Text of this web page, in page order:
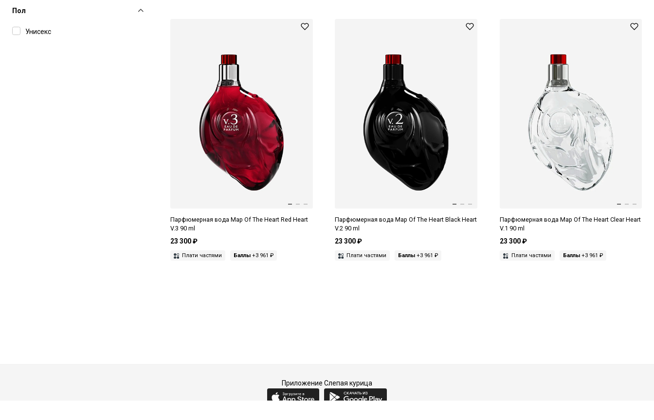
Пол
Унисекс
Парфюмерная вода Map Of The Heart Red Heart
V.3 90 ml
23 300 ₽
Плати частями Баллы +3 961 ₽
Парфюмерная вода Map Of The Heart Black Heart
V.2 90 ml
23 300 ₽
Плати частями Баллы +3 961 ₽
Парфюмерная вода Map Of The Heart Clear Heart
V.1 90 ml
23 300 ₽
Плати частями Баллы+3 961 ₽
Приложение Слепая курица